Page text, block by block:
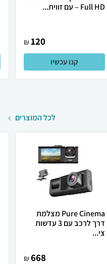
– Full HD עם זווית...
120
₪
קנו עכשיו
לכל המוצרים
Pure Cinema מצלמת
דרך לרכב עם 3 עדשות
צי...
668
₪